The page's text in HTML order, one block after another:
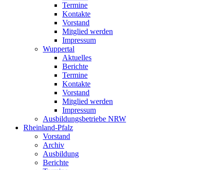
Termine
Kontakte
Vorstand
Mitglied werden
Impressum
Wuppertal
Aktuelles
Berichte
Termine
Kontakte
Vorstand
Mitglied werden
Impressum
Ausbildungsbetriebe NRW
Rheinland-Pfalz
Vorstand
Archiv
Ausbildung
Berichte